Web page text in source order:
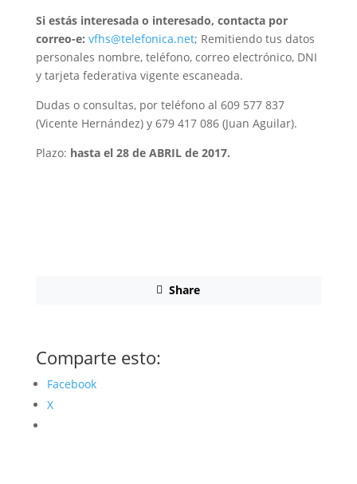
Si estás interesada o interesado, contacta por
correo-e: vfhs@telefonica.net; Remitiendo tus datos
personales nombre, teléfono, correo electrónico, DNI
y tarjeta federativa vigente escaneada.
Dudas o consultas, por teléfono al 609 577 837
(Vicente Hernández) y 679 417 086 (Juan Aguilar).
Plazo: hasta el 28 de ABRIL de 2017.
Share
Comparte esto:
Facebook
X